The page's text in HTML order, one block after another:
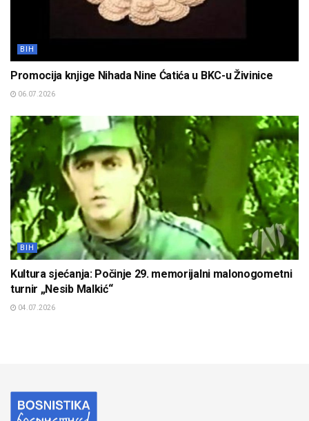
BIH
Promocija knjige Nihada Nine Ćatića u BKC-u Živinice
06.07.2026
BIH
Kultura sjećanja: Počinje 29. memorijalni malonogometni
turnir „Nesib Malkić“
04.07.2026